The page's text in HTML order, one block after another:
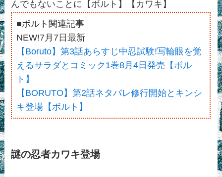
んでもないことに【ボルト】【カワキ】
■ボルト関連記事
NEW!7月7日最新
【Boruto】第3話あらすじ中忍試験!写輪眼を覚
えるサラダとコミック1巻8月4日発売【ボル
ト】
【BORUTO】第2話ネタバレ修行開始とキンシ
キ登場【ボルト】
謎の忍者カワキ登場